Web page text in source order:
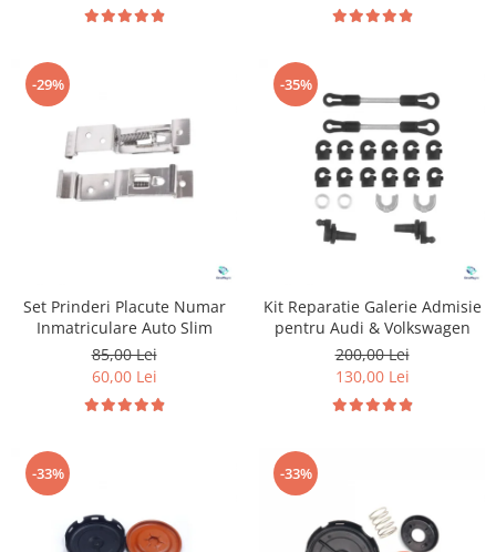
-29%
Set Prinderi Placute Numar
Inmatriculare Auto Slim
85,00 Lei
60,00 Lei
-35%
Kit Reparatie Galerie Admisie
pentru Audi & Volkswagen
200,00 Lei
130,00 Lei
-33% -33%